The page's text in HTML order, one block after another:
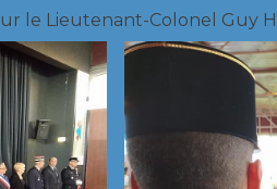
le Lieutenant-Colonel Guy